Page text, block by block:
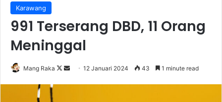
Karawang
991 Terserang DBD, 11 Orang
Meninggal
Mang Raka
Follow
Send12 Januari 2024 43 1 minute read